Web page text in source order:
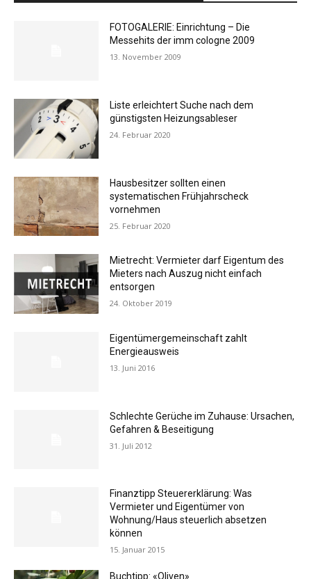
FOTOGALERIE: Einrichtung – Die
Messehits der imm cologne 2009
13. November 2009
Liste erleichtert Suche nach dem
günstigsten Heizungsableser
24. Februar 2020
Hausbesitzer sollten einen
systematischen Frühjahrscheck
vornehmen
25. Februar 2020
Mietrecht: Vermieter darf Eigentum des
Mieters nach Auszug nicht einfach
entsorgen
24. Oktober 2019
Eigentümergemeinschaft zahlt
Energieausweis
13. Juni 2016
Schlechte Gerüche im Zuhause: Ursachen,
Gefahren & Beseitigung
31. Juli 2012
Finanztipp Steuererklärung: Was
Vermieter und Eigentümer von
Wohnung/Haus steuerlich absetzen
können
15. Januar 2015
Buchtipp: «Oliven»